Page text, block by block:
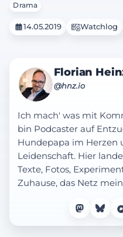
Drama
14.05.2019 Watchlog
Florian
@hnz.io
Ich mach' was mit
bin Podcaster auf
Hundepapa im Herzen
Leidenschaft. Hier
Texte, Fotos,
Zuhause, das Netz